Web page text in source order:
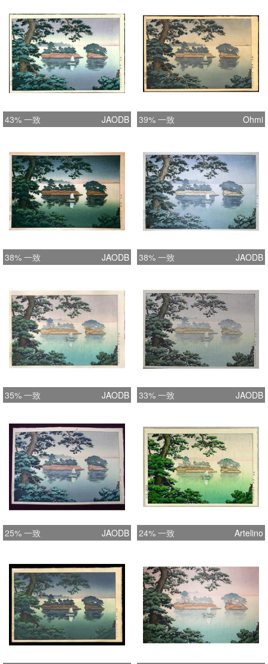
43% 一致 JAODB 39% 一致 Ohmi
38% 一致 JAODB 38% 一致 JAODB
35% 一致 JAODB 33% 一致 JAODB
25% 一致 JAODB 24% 一致 Artelino